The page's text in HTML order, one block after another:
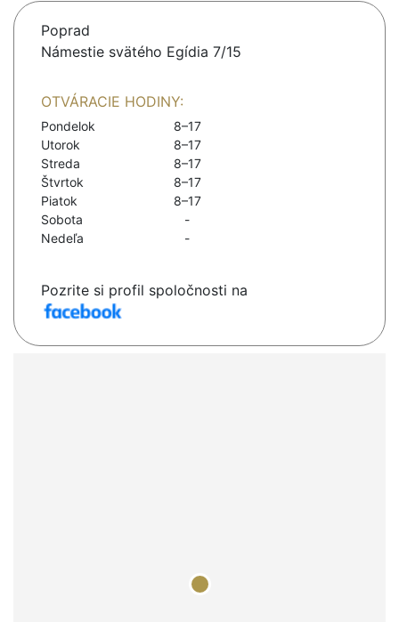
Poprad
Námestie svätého Egídia 7/15
OTVÁRACIE HODINY:
Pondelok
8–17
Utorok
8–17
Streda
8–17
Štvrtok
8–17
Piatok
8–17
Sobota
-
Nedeľa
-
Pozrite si profil spoločnosti na